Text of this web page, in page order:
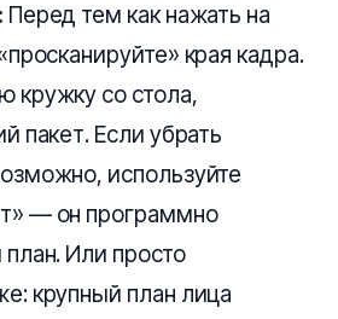
Перед тем как нажать на
края кадра.
кружку со стола,
пакет. Если убрать
используйте
— он программно
Или просто
крупный план лица